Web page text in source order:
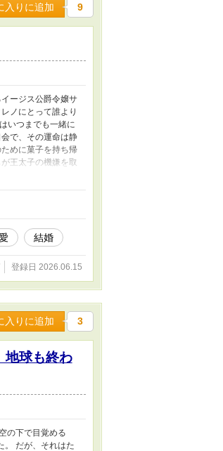
入りに追加 9
ージス公爵令嬢サ
ノにとって誰より
いつまでも一緒に
で、その運命は静
めに菓子を持ち帰
王太子の機嫌を取
方、サクレティア
られれば、教会
、その秘密を守る
』という前例のな
結婚
登録日 2026.06.15
入りに追加 3
地球も終わ
の下で目覚める
だが、それはた